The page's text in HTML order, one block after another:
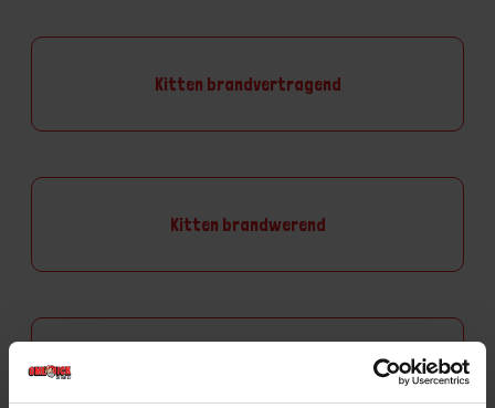
Kitten brandvertragend
Kitten brandwerend